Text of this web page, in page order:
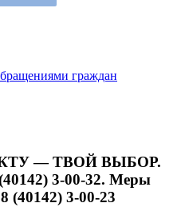
граждан
— ТВОЙ ВЫБОР.
3-00-32. Меры
(40142) 3-00-23